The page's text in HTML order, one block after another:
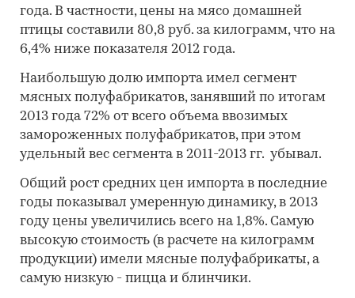
года. В частности, цены на мясо домашней
птицы составили 80,8 руб. за килограмм, что на
6,4% ниже показателя 2012 года.
Наибольшую долю импорта имел сегмент
мясных полуфабрикатов, занявший по итогам
2013 года 72% от всего объема ввозимых
замороженных полуфабрикатов, при этом
удельный вес сегмента в 2011-2013 гг. убывал.
Общий рост средних цен импорта в последние
годы показывал умеренную динамику, в 2013
году цены увеличились всего на 1,8%. Самую
высокую стоимость (в расчете на килограмм
продукции) имели мясные полуфабрикаты, а
самую низкую - пицца и блинчики.